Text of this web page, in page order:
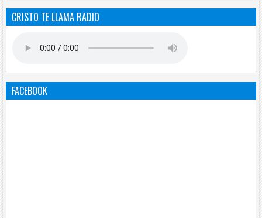
CRISTO TE LLAMA RADIO
FACEBOOK